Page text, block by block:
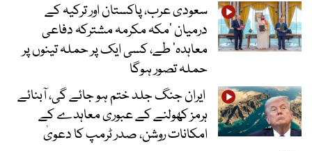
سعودی عرب، پاکستان اور ترکیہ کے
درمیان ’مکہ مکرمہ مشترکہ دفاعی
معاہدہ‘ طے، کسی ایک پر حملہ تینوں پر
حملہ تصور ہوگا
ایران جنگ جلد ختم ہو جائے گی، آبنائے
ہرمز کھولنے کے عبوری معاہدے کے
امکانات روشن، صدر ٹرمپ کا دعویٰ